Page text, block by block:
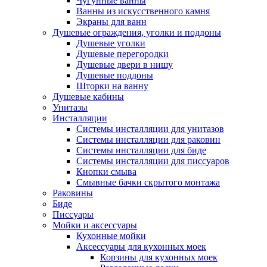
Ванны из искусственного камня
Экраны для ванн
Душевые ограждения, уголки и поддоны
Душевые уголки
Душевые перегородки
Душевые двери в нишу
Душевые поддоны
Шторки на ванну
Душевые кабины
Унитазы
Инсталляции
Системы инсталляции для унитазов
Системы инсталляции для раковин
Системы инсталляции для биде
Системы инсталляции для писсуаров
Кнопки смыва
Смывные бачки скрытого монтажа
Раковины
Биде
Писсуары
Мойки и аксессуары
Кухонные мойки
Аксессуары для кухонных моек
Корзины для кухонных моек